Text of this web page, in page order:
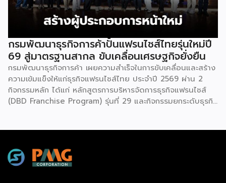
ธุรกิจการค้า กระทรวงพาณิชย์ กล่าวว่า งาน ” Franchise Expo
Thailand & Thailand E-Commerce Selection Expo
(TESE 2026) เป็นเวทีแสดงธุรกิจแฟรนไชส์และโซลูชั่นส์แบบครบ
วงจร […]
กรมพัฒนาธุรกิจการค้าปั้นแฟรนไชส์ไทยรุ่นใหม่ปี
69 สู่มาตรฐานสากล ขับเคลื่อนเศรษฐกิจยั่งยืน
กรมพัฒนาธุรกิจการค้า เผยความสำเร็จในการขับเคลื่อนและสร้าง
ความเข้มแข็งให้แก่ธุรกิจแฟรนไชส์ไทย ประจำปี 2569 ผ่าน 2
กิจกรรมหลัก ได้แก่ หลักสูตรการบริหารจัดการธุรกิจแฟรนไชส์
(DBD Franchise Program) รุ่นที่ 29 และกิจกรรมยกระดับธุรกิจ
กรมพัฒนาธุรกิจการค้า กระทรวงพาณิชย์ เปิดเผยภายหลังเป็น
ประธานมอบประกาศนียบัตรแก่ผู้ประกอบการแฟรนไชส์ใน 2